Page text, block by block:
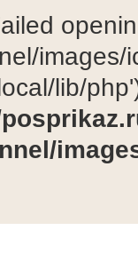
images/
lib/